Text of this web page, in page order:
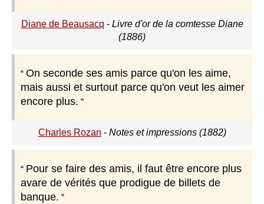
Diane de Beausacq - Livre d'or de la comtesse Diane
(1886)
On seconde ses amis parce qu'on les aime,
mais aussi et surtout parce qu'on veut les aimer
encore plus.
Charles Rozan - Notes et impressions (1882)
Pour se faire des amis, il faut être encore plus
avare de vérités que prodigue de billets de
banque.